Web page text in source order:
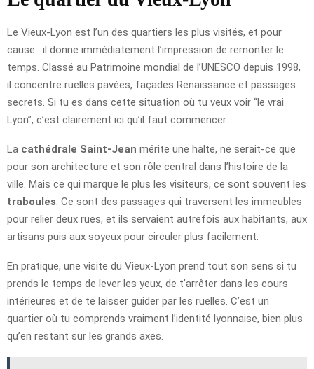
Le Vieux-Lyon est l’un des quartiers les plus visités, et pour
cause : il donne immédiatement l’impression de remonter le
temps. Classé au Patrimoine mondial de l’UNESCO depuis 1998,
il concentre ruelles pavées, façades Renaissance et passages
secrets. Si tu es dans cette situation où tu veux voir “le vrai
Lyon”, c’est clairement ici qu’il faut commencer.
La cathédrale Saint-Jean mérite une halte, ne serait-ce que
pour son architecture et son rôle central dans l’histoire de la
ville. Mais ce qui marque le plus les visiteurs, ce sont souvent les
traboules . Ce sont des passages qui traversent les immeubles
pour relier deux rues, et ils servaient autrefois aux habitants, aux
artisans puis aux soyeux pour circuler plus facilement.
En pratique, une visite du Vieux-Lyon prend tout son sens si tu
prends le temps de lever les yeux, de t’arrêter dans les cours
intérieures et de te laisser guider par les ruelles. C’est un
quartier où tu comprends vraiment l’identité lyonnaise, bien plus
qu’en restant sur les grands axes.